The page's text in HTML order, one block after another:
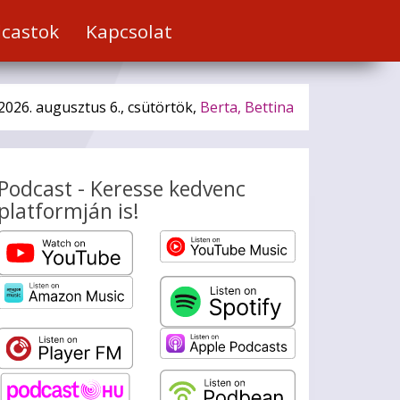
Kapcsolat
augusztus 6., csütörtök, Berta, Bettina
Podcast - Keresse kedvenc
platformján is!